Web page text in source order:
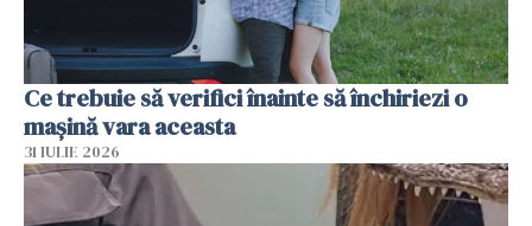
Ce trebuie să verifici înainte să închiriezi o
mașină vara aceasta
31 IULIE 2026